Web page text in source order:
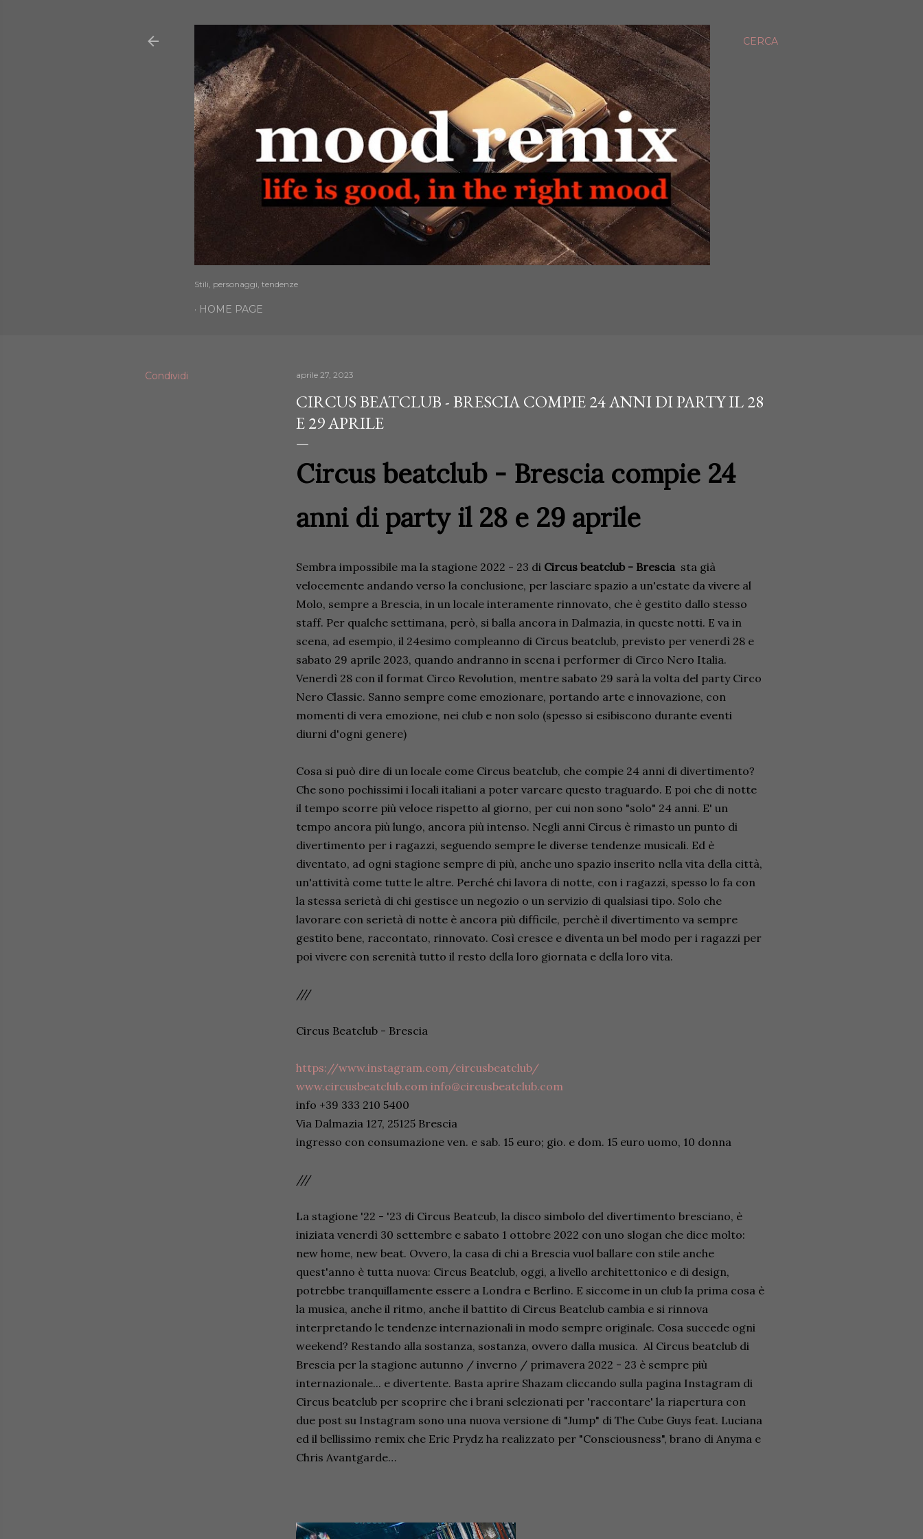
CERCA
Stili, personaggi, tendenze
HOME PAGE
Condividi aprile 27, 2023
CIRCUS BEATCLUB - BRESCIA COMPIE 24 ANNI DI PARTY IL 28
E 29 APRILE
Circus beatclub - Brescia compie 24
anni di party il 28 e 29 aprile
Sembra impossibile ma la stagione 2022 - 23 di Circus beatclub - Bresciasta già
velocemente andando verso la conclusione, per lasciare spazio a un'estate da vivere al
Molo, sempre a Brescia, in un locale interamente rinnovato, che è gestito dallo stesso
staff. Per qualche settimana, però, si balla ancora in Dalmazia, in queste notti. E va in
scena, ad esempio, il 24esimo compleanno di Circus beatclub, previsto per venerdì 28 e
sabato 29 aprile 2023, quando andranno in scena i performer di Circo Nero Italia.
Venerdì 28 con il format Circo Revolution, mentre sabato 29 sarà la volta del party Circo
Nero Classic. Sanno sempre come emozionare, portando arte e innovazione, con
momenti di vera emozione, nei club e non solo (spesso si esibiscono durante eventi
diurni d'ogni genere)
Cosa si può dire di un locale come Circus beatclub, che compie 24 anni di divertimento?
Che sono pochissimi i locali italiani a poter varcare questo traguardo. E poi che di notte
il tempo scorre più veloce rispetto al giorno, per cui non sono "solo" 24 anni. E' un
tempo ancora più lungo, ancora più intenso. Negli anni Circus è rimasto un punto di
divertimento per i ragazzi, seguendo sempre le diverse tendenze musicali. Ed è
diventato, ad ogni stagione sempre di più, anche uno spazio inserito nella vita della città,
un'attività come tutte le altre. Perché chi lavora di notte, con i ragazzi, spesso lo fa con
la stessa serietà di chi gestisce un negozio o un servizio di qualsiasi tipo. Solo che
lavorare con serietà di notte è ancora più difficile, perchè il divertimento va sempre
gestito bene, raccontato, rinnovato. Così cresce e diventa un bel modo per i ragazzi per
poi vivere con serenità tutto il resto della loro giornata e della loro vita.
///
Circus Beatclub - Brescia
https://www.instagram.com/circusbeatclub/
www.circusbeatclub.com info@circusbeatclub.com
info +39 333 210 5400
Via Dalmazia 127, 25125 Brescia
ingresso con consumazione ven. e sab. 15 euro; gio. e dom. 15 euro uomo, 10 donna
///
La stagione '22 - '23 di Circus Beatcub, la disco simbolo del divertimento bresciano, è
iniziata venerdì 30 settembre e sabato 1 ottobre 2022 con uno slogan che dice molto:
new home, new beat. Ovvero, la casa di chi a Brescia vuol ballare con stile anche
quest'anno è tutta nuova: Circus Beatclub, oggi, a livello architettonico e di design,
potrebbe tranquillamente essere a Londra e Berlino. E siccome in un club la prima cosa è
la musica, anche il ritmo, anche il battito di Circus Beatclub cambia e si rinnova
interpretando le tendenze internazionali in modo sempre originale. Cosa succede ogni
weekend? Restando alla sostanza, sostanza, ovvero dalla musica. Al Circus beatclub di
Brescia per la stagione autunno / inverno / primavera 2022 - 23 è sempre più
internazionale... e divertente. Basta aprire Shazam cliccando sulla pagina Instagram di
Circus beatclub per scoprire che i brani selezionati per 'raccontare' la riapertura con
due post su Instagram sono una nuova versione di "Jump" di The Cube Guys feat. Luciana
ed il bellissimo remix che Eric Prydz ha realizzato per "Consciousness", brano di Anyma e
Chris Avantgarde…